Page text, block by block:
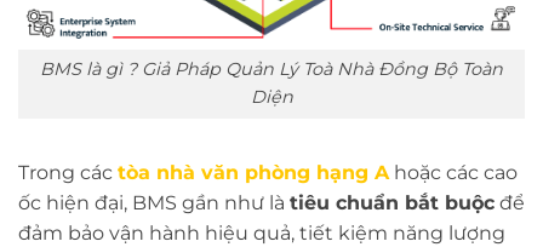
BMS là gì ? Giả Pháp Quản Lý Toà Nhà Đồng Bộ Toàn
Diện
Trong các tòa nhà văn phòng hạng Ahoặc các cao
ốc hiện đại, BMS gần như là tiêu chuẩn bắt buộc để
đảm bảo vận hành hiệu quả, tiết kiệm năng lượng